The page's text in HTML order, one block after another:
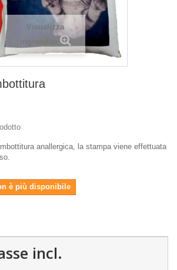
Visualizza
ingrandito
anallergica, la stampa viene effettuata
è più disponibile
incl.